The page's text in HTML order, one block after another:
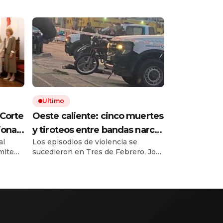
$
Ultimo
Oeste caliente: cinco muertes
y tiroteos entre bandas narcos
en las últimas semanas
Los episodios de violencia se
sucedieron en Tres de Febrero, José
crece la pelea por el control del